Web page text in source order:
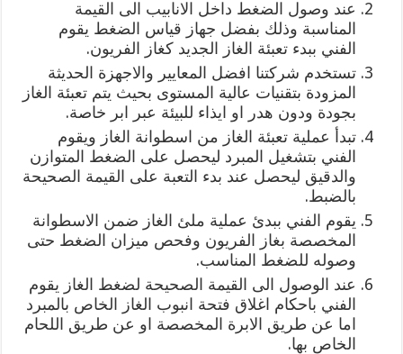
عند وصول الضغط داخل الانابيب الى القيمة
المناسبة وذلك بفضل جهاز قياس الضغط يقوم
الفني ببدء تعبئة الغاز الجديد كغاز الفريون.
تستخدم شركتنا افضل المعايير والاجهزة الحديثة
المزودة بتقنيات عالية المستوى بحيث يتم تعبئة الغاز
بجودة ودون هدر او ايذاء للبيئة عبر ابر خاصة.
تبدأ عملية تعبئة الغاز من اسطوانة الغاز ويقوم
الفني بتشغيل المبرد ليحصل على الضغط المتوازن
والدقيق ليحصل عند بدء التعبة على القيمة الصحيحة
بالضبط.
يقوم الفني ببدئ عملية ملئ الغاز ضمن الاسطوانة
المخصصة بغاز الفريون وفحص ميزان الضغط حتى
وصوله للضغط المناسب.
عند الوصول الى القيمة الصحيحة لضغط الغاز يقوم
الفني باحكام اغلاق فتحة انبوب الغاز الخاص بالمبرد
اما عن طريق الابرة المخصصة او عن طريق اللحام
الخاص بها.